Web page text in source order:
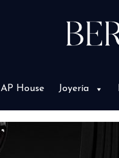
AP House Joyería